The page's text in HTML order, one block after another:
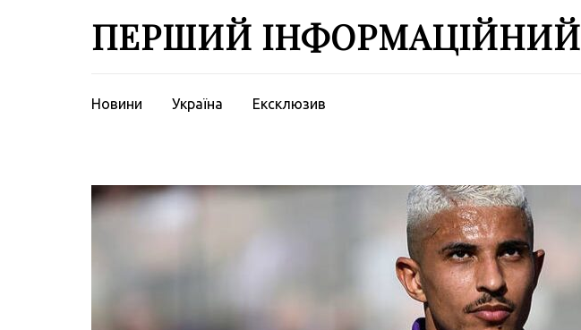
ПЕРШИЙ ІНФОРМАЦІЙНИЙ
Новини Україна Ексклюзив